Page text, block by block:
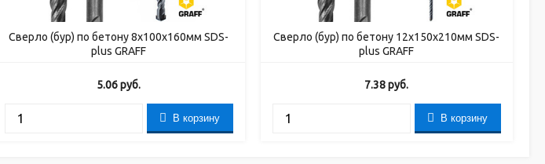
Сверло (бур) по бетону 8x100x160мм SDS-
plus GRAFF
5.06руб.
В корзину
Сверло (бур) по бетону 12x150x210мм SDS-
plus GRAFF
7.38руб.
В корзину